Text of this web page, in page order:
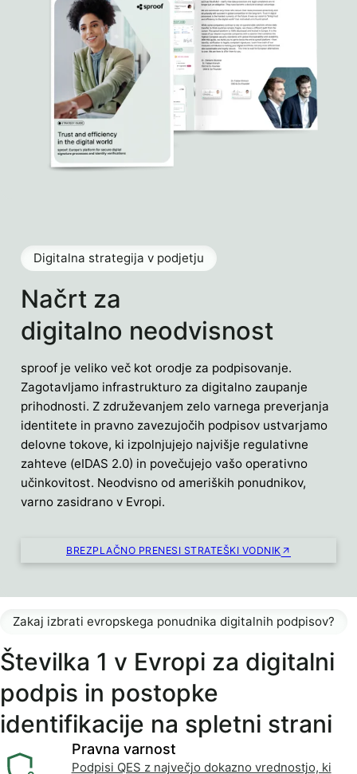
Načrt za
digitalno neodvisnost
Digitalna strategija v podjetju
sproof je veliko več kot orodje za podpisovanje.
Zagotavljamo infrastrukturo za digitalno zaupanje
prihodnosti. Z združevanjem zelo varnega preverjanja
identitete in pravno zavezujočih podpisov ustvarjamo
delovne tokove, ki izpolnjujejo najvišje regulativne
zahteve (eIDAS 2.0) in povečujejo vašo operativno
učinkovitost. Neodvisno od ameriških ponudnikov,
varno zasidrano v Evropi.
BREZPLAČNO PRENESI STRATEŠKI VODNIK
Številka 1 v Evropi za digitalni
podpis in postopke
identifikacije na spletni strani
Zakaj izbrati evropskega ponudnika digitalnih podpisov?
Pravna varnost
Podpisi QES z največjo dokazno vrednostjo, ki